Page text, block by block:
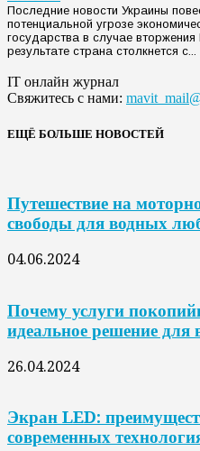
Последние новости Украины
потенциальной угрозе
государства в случае
результате страна столкнется с...
IT онлайн журнал
Свяжитесь с нами:
ЕЩЁ БОЛЬШЕ НОВОСТЕЙ
Путешествие на
свободы для водных
04.06.2024
Почему услуги
идеальное решение для
26.04.2024
Экран LED:
современных